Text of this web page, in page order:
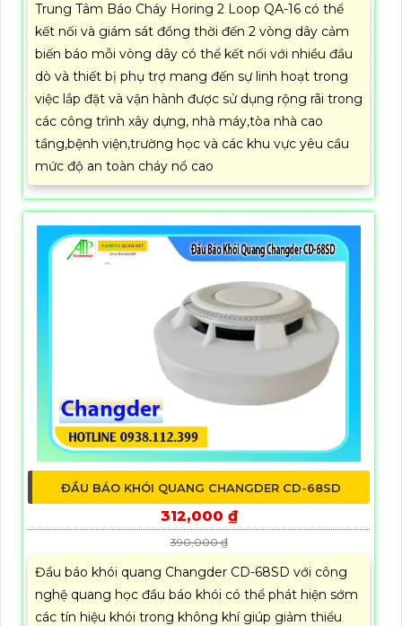
Trung Tâm Báo Cháy Horing 2 Loop QA-16 có thể
kết nối và giám sát đồng thời đến 2 vòng dây cảm
biến báo mỗi vòng dây có thể kết nối với nhiều đầu
dò và thiết bị phụ trợ mang đến sự linh hoạt trong
việc lắp đặt và vận hành được sử dụng rộng rãi trong
các công trình xây dựng, nhà máy,tòa nhà cao
tầng,bệnh viện,trường học và các khu vực yêu cầu
mức độ an toàn cháy nổ cao
ĐẦU BÁO KHÓI QUANG CHANGDER CD-68SD
312,000 ₫
390,000 ₫
Đầu báo khói quang Changder CD-68SD với công
nghệ quang học đầu báo khói có thể phát hiện sớm
các tín hiệu khói trong không khí giúp giảm thiểu